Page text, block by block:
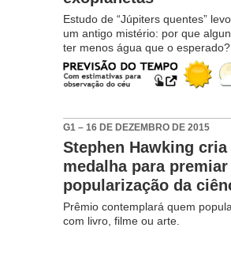
Estudo de “Júpiters quentes”
um antigo mistério: por que
ter menos água que o esperado?
G1 – 16 DE DEZEMBRO DE 2015
Stephen Hawking cria
medalha para premiar
popularização da
Prêmio contemplará quem
com livro, filme ou arte.